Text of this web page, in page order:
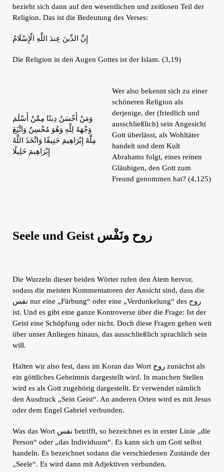
bezieht sich dann auf den wesentlichen und zeitlosen Teil der
Religion. Das ist die Bedeutung des Verses:
إِنَّ الدِّينَ عِندَ اللَّهِ الْإِسْلَامُ
Die Religion in den Augen Gottes ist der Islam. (3,19)
وَمَنْ أَحْسَنُ دِينًا مِمَّنْ أَسْلَمَ
وَجْهَهُ لِلَّهِ وَهُوَ مُحْسِنٌ وَاتَّبَعَ
مِلَّةَ إِبْرَاهِيمَ حَنِيفًا وَاتَّخَذَ اللَّهُ
إِبْرَاهِيمَ خَلِيلًا
Wer also bekennt sich zu einer
schöneren Religion als
derjenige, der (friedlich und
ausschließlich) sein Angesicht
Gott überlässt, als Wohltäter
handelt und dem Kult
Abrahams folgt, eines reinen
Gläubigen, den Gott zum
Freund genommen hat? (4,125)
Seele und Geist روح ونَفْس
Die Wurzeln dieser beiden Wörter rufen den Atem hervor,
sodass die meisten Kommentatoren der Ansicht sind, dass die
نفس nur eine „Färbung“ oder eine „Verdunkelung“ des روح
ist. Und es gibt eine ganze Kontroverse über die Frage: Ist der
Geist eine Schöpfung oder nicht. Doch diese Fragen gehen weit
über unser Anliegen hinaus, das ausschließlich sprachlich sein
will.
Halten wir also fest, dass im Koran das Wort روح zunächst als
ein göttliches Geheimnis dargestellt wird. In manchen Stellen
wird es als Gott zugehörig dargestellt. Er verwendet nämlich
den Ausdruck „Sein Geist“. An anderen Orten wird es mit Jesus
oder dem Engel Gabriel verbunden.
Was das Wort نفس betrifft, so bezeichnet es in erster Linie „die
Person“ oder „das Individuum“. Es kann sich um Gott selbst
handeln. Es bezeichnet sodann die verschiedenen Zustände der
„Seele“. Es wird dann mit Adjektiven verbunden.